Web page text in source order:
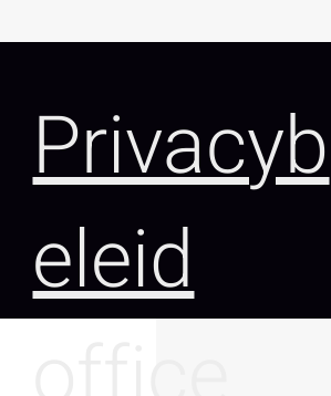
A460.20.009V
(mm)
Privacyb
eleid